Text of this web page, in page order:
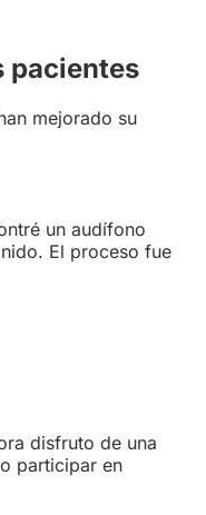
pacientes
mejorado su
un audífono
El proceso fue
disfruto de una
participar en